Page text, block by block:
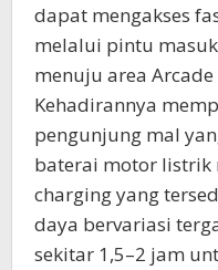
dapat mengakses
melalui pintu
menuju area
Kehadirannya
pengunjung mal
baterai motor listrik
charging yang
daya bervariasi
sekitar 1,5–2 jam